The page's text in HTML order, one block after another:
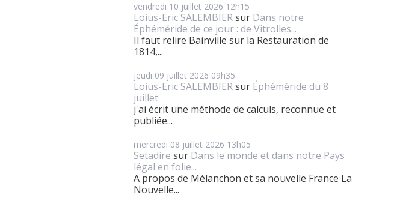
vendredi 10 juillet 2026 12h15
Loius-Eric SALEMBIERsur Dans notre
Éphéméride de ce jour : de Vitrolles...
Il faut relire Bainville sur la Restauration de
1814,...
jeudi 09 juillet 2026 09h35
Loius-Eric SALEMBIERsur Éphéméride du 8
juillet
j'ai écrit une méthode de calculs, reconnue et
publiée...
mercredi 08 juillet 2026 13h05
Setadire sur Dans le monde et dans notre Pays
légal en folie...
A propos de Mélanchon et sa nouvelle France La
Nouvelle...